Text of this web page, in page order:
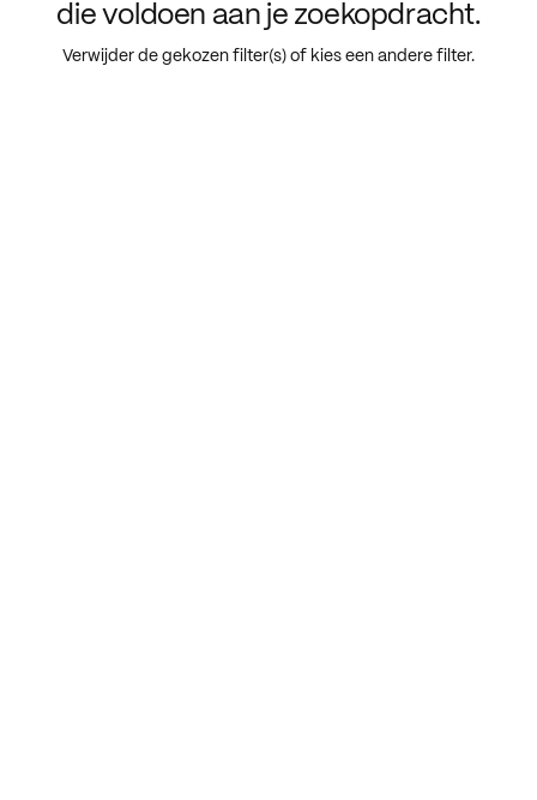
die voldoen aan je zoekopdracht.
Verwijder de gekozen filter(s) of kies een andere filter.